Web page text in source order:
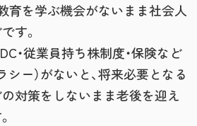
育を学ぶ機会がないまま社会人
す。
・従業員持ち株制度・保険など
シー）がないと、将来必要となる
対策をしないまま老後を迎え